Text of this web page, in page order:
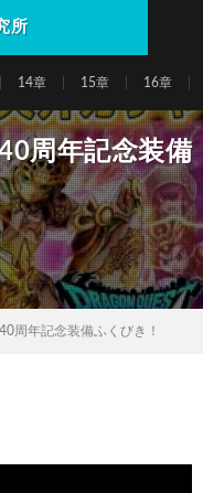
所
14章 15章 16章
周年記念装備
周年記念装備ふくびき！